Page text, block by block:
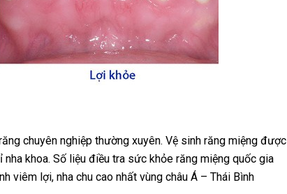
chuyên nghiệp thường xuyên. Vệ sinh răng miệng được
khoa. Số liệu điều tra sức khỏe răng miệng quốc gia
viêm lợi, nha chu cao nhất vùng châu Á – Thái Bình